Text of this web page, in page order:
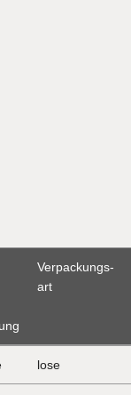
Verpackungs­
art
lose